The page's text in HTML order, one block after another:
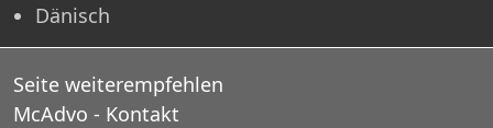
Dänisch
Seite weiterempfehlen
McAdvo - Kontakt